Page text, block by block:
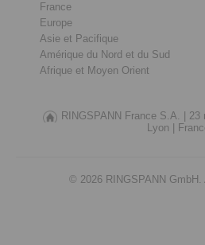
France
Europe
Asie et Pacifique
Amérique du Nord et du Sud
Afrique et Moyen Orient
RINGSPANN France S.A. | 23
Lyon |
© 2026 RINGSPANN GmbH.